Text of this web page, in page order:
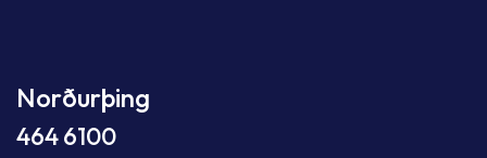
Norðurþing
464 6100